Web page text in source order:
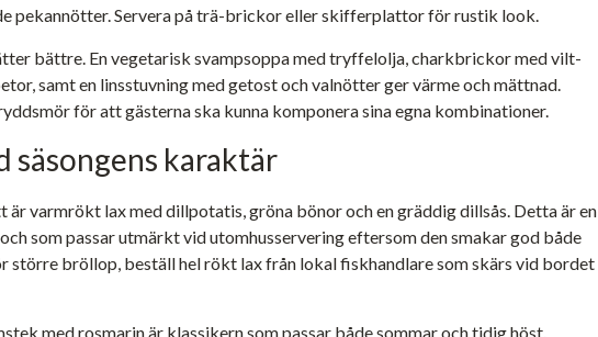
pekannötter. Servera på trä-brickor eller skifferplattor för rustik look.
bättre. En vegetarisk svampsoppa med tryffelolja, charkbrickor med vilt-
samt en linsstuvning med getost och valnötter ger värme och mättnad.
för att gästerna ska kunna komponera sina egna kombinationer.
säsongens karaktär
är varmrökt lax med dillpotatis, gröna bönor och en gräddig dillsås. Detta är en
som passar utmärkt vid utomhusservering eftersom den smakar god både
större bröllop, beställ hel rökt lax från lokal fiskhandlare som skärs vid bordet
med rosmarin är klassikern som passar både sommar och tidig höst.